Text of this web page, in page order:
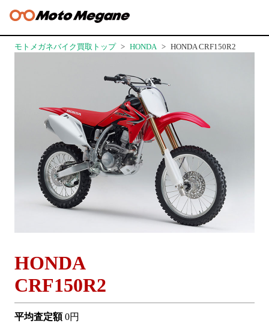
モトメガネバイク買取トップ HONDA HONDA CRF150R2
HONDA
CRF150R2
平均査定額0円